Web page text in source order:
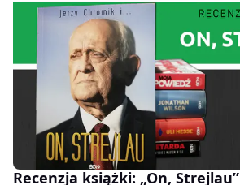
Recenzja książki: „On, Strejlau”